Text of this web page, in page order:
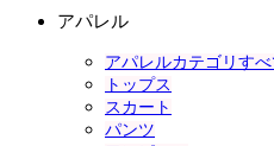
アパレル
アパレルカテゴリすべ
トップス
スカート
パンツ